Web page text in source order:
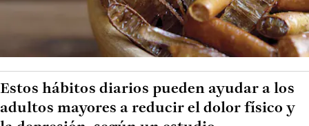
Estos hábitos diarios pueden ayudar a los
adultos mayores a reducir el dolor físico y